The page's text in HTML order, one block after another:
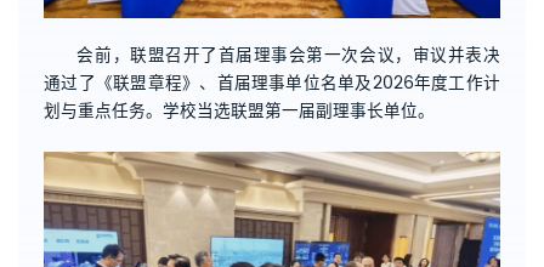
会前，联盟召开了首届理事会第一次会议，审议并表决
通过了《联盟章程》、首届理事单位名单及2026年度工作计
划与重点任务。学校当选联盟第一届副理事长单位。